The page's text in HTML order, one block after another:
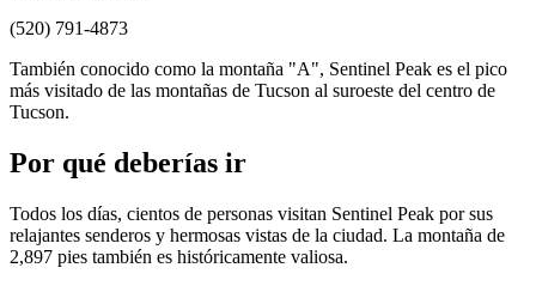
(520) 791-4873
También conocido como la montaña "A", Sentinel Peak es el pico
más visitado de las montañas de Tucson al suroeste del centro de
Tucson.
Por qué deberías ir
Todos los días, cientos de personas visitan Sentinel Peak por sus
relajantes senderos y hermosas vistas de la ciudad. La montaña de
2,897 pies también es históricamente valiosa.